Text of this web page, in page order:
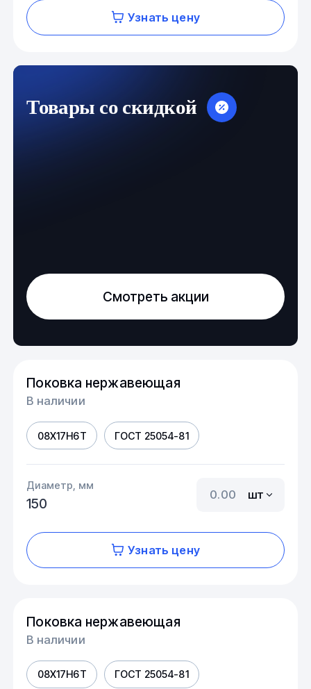
Узнать цену
Товары со скидкой
Смотреть акции
Поковка нержавеющая
В наличии
08Х17Н6Т ГОСТ 25054-81
Диаметр, мм
150
шт
Узнать цену
Поковка нержавеющая
В наличии
08Х17Н6Т ГОСТ 25054-81